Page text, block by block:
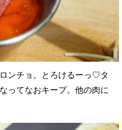
ンチョ。とろけるーっ♡タ
ってなおキープ。他の肉に